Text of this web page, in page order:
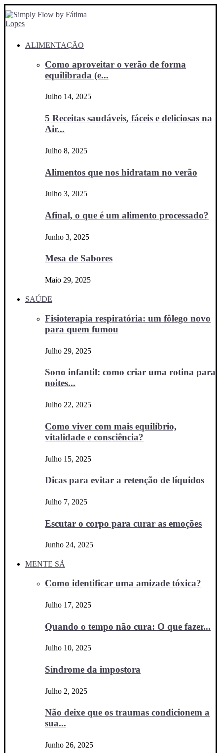
ALIMENTAÇÃO
Como aproveitar o verão de forma
equilibrada (e...
Julho 14, 2025
5 Receitas saudáveis, fáceis e deliciosas na
Air...
Julho 8, 2025
Alimentos que nos hidratam no verão
Julho 3, 2025
Afinal, o que é um alimento processado?
Junho 3, 2025
Mesa de Sabores
Maio 29, 2025
SAÚDE
Fisioterapia respiratória: um fôlego novo
para quem fumou
Julho 29, 2025
Sono infantil: como criar uma rotina para
noites...
Julho 22, 2025
Como viver com mais equilíbrio,
vitalidade e consciência?
Julho 15, 2025
Dicas para evitar a retenção de líquidos
Julho 7, 2025
Escutar o corpo para curar as emoções
Junho 24, 2025
MENTE SÃ
Como identificar uma amizade tóxica?
Julho 17, 2025
Quando o tempo não cura: O que fazer...
Julho 10, 2025
Síndrome da impostora
Julho 2, 2025
Não deixe que os traumas condicionem a
sua...
Junho 26, 2025